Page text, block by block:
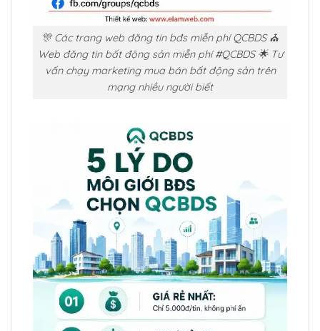
🎊 Các trang web đăng tin bđs miễn phí QCBDS ⛪
Web đăng tin bất động sản miễn phí #QCBDS 🌟 Tư
vấn chạy marketing mua bán bất động sản trên
mạng nhiều người biết